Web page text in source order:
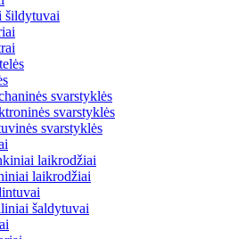
šildytuvai
svarstyklės
svarstyklės
svarstyklės
laikrodžiai
laikrodžiai
šaldytuvai